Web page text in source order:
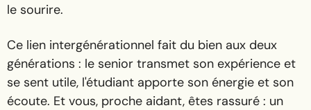
le sourire.
Ce lien intergénérationnel fait du bien aux deux
générations : le senior transmet son expérience et
se sent utile, l'étudiant apporte son énergie et son
écoute. Et vous, proche aidant, êtes rassuré : un